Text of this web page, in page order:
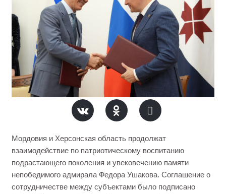
Мордовия и Херсонская область продолжат
взаимодействие по патриотическому воспитанию
подрастающего поколения и увековечению памяти
непобедимого адмирала Федора Ушакова. Соглашение о
сотрудничестве между субъектами было подписано